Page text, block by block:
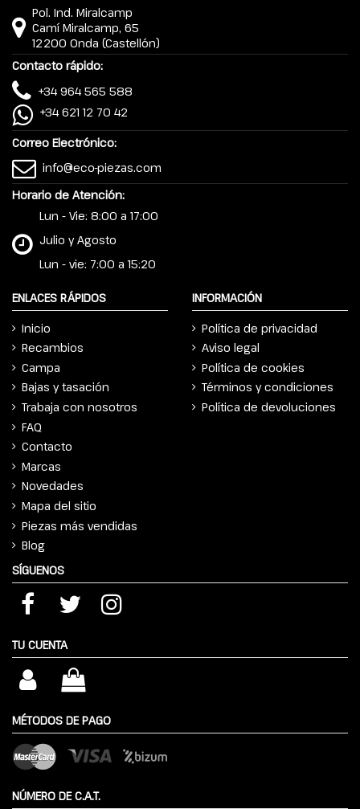
Pol. Ind. Miralcamp
Camí Miralcamp, 65
12200 Onda (Castellón)
Contacto rápido:
+34 964 565 588
+34 621 12 70 42
Correo Electrónico:
info@eco-piezas.com
Horario de Atención:
Lun - Vie: 8:00 a 17:00
Julio y Agosto
Lun - vie: 7:00 a 15:20
ENLACES RÁPIDOS
Inicio
Recambios
Campa
Bajas y tasación
Trabaja con nosotros
FAQ
Contacto
Marcas
Novedades
Mapa del sitio
Piezas más vendidas
Blog
INFORMACIÓN
Política de privacidad
Aviso legal
Política de cookies
Términos y condiciones
Política de devoluciones
SÍGUENOS
TU CUENTA
MÉTODOS DE PAGO
NÚMERO DE C.A.T.